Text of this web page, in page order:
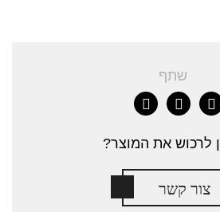
שתף
לרכוש את המוצר?
צור קשר